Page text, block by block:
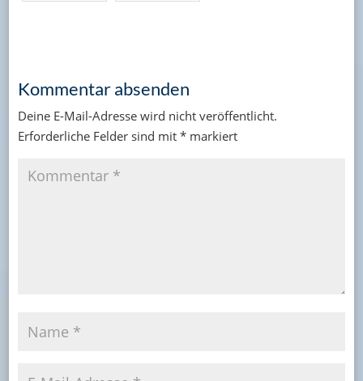
Kommentar absenden
Deine E-Mail-Adresse wird nicht veröffentlicht.
Erforderliche Felder sind mit *markiert